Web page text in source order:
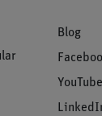
Blog
YouTube